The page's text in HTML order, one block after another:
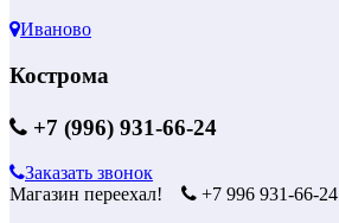
Иваново
Кострома
+7 (996) 931-66-24
Заказать звонок
Магазин переехал!
+7 996 931-66-24